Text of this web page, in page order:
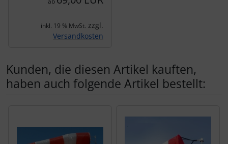
inkl. 19 % MwSt. zzgl.
Versandkosten
Kunden, die diesen Artikel kauften,
haben auch folgende Artikel bestellt: